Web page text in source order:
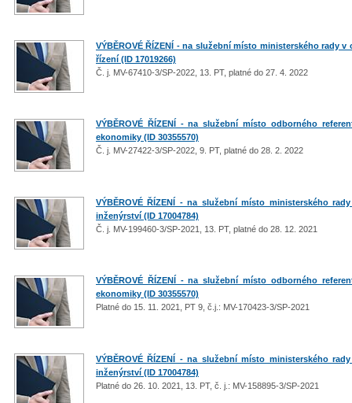
VÝBĚROVÉ ŘÍZENÍ - na služební místo ministerského rady
řízení (ID 17019266)
Č. j. MV-67410-3/SP-2022, 13. PT, platné do 27. 4. 2022
VÝBĚROVÉ ŘÍZENÍ - na služební místo odborného
ekonomiky (ID 30355570)
Č. j. MV-27422-3/SP-2022, 9. PT, platné do 28. 2. 2022
VÝBĚROVÉ ŘÍZENÍ - na služební místo ministerského
inženýrství (ID 17004784)
Č. j. MV-199460-3/SP-2021, 13. PT, platné do 28. 12. 2021
VÝBĚROVÉ ŘÍZENÍ - na služební místo odborného
ekonomiky (ID 30355570)
Platné do 15. 11. 2021, PT 9, č.j.: MV-170423-3/SP-2021
VÝBĚROVÉ ŘÍZENÍ - na služební místo ministerského
inženýrství (ID 17004784)
Platné do 26. 10. 2021, 13. PT, č. j.: MV-158895-3/SP-2021